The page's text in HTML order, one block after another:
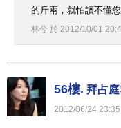
的斤兩，就怕讀不懂
林兮 於 2012/10/01 20:
56樓. 拜占
2012/06/24 23:35